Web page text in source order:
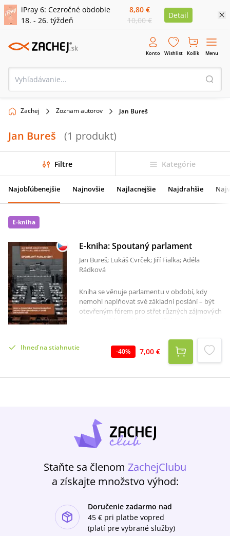
iPray 6: Cezročné obdobie
18. - 26. týždeň
8,80 €
10,00 €
Detail
Konto Wishlist Košík Menu
Zachej Zoznam autorov Jan Bureš
Jan Bureš (1 produkt)
Filtre Kategórie
Najobľúbenejšie Najnovšie Najlacnejšie Najdrahšie
E-kniha
E-kniha: Spoutaný parlament
Jan Bureš; Lukáš Cvrček; Jiří Fialka; Adéla
Rádková
Kniha se věnuje parlamentu v období, kdy
nemohl naplňovat své základní poslání – být
otevřeným fórem pro střet různých zájmových
kandidátky Národní fronty, v níž pevně vládla
KSČ. Jedná se o téma neprávem opomíjené.
Přestože parlament řadu tradičních funkcí
významné funkce – zejména byl mnoha
parlamentu, který navzdory střídání režimů
vykazuje silné prvky kontinuity. Tak jako lze
příčiny proměn parlamentu po druhé světové
válce vysledovat již v předválečném období, i
toho, jak fungoval před rokem 1989. Cílem
knihy je přispět k lepšímu pochopení tohoto
dědictví.
Ihneď na stiahnutie -40% 7,00 €
Staňte sa členom ZachejClubu
a získajte množstvo výhod:
Doručenie zadarmo nad
45 € pri platbe vopred
(platí pre vybrané služby)